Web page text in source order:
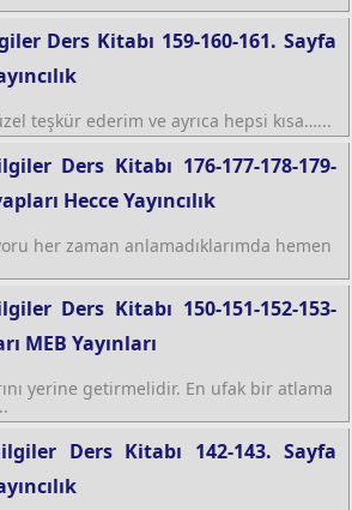
Ders Kitabı 159-160-161. Sayfa
teşkür ederim ve ayrıca hepsi kısa…...
Ders Kitabı 176-177-178-179-
Hecce Yayıncılık
her zaman anlamadıklarımda hemen
Ders Kitabı 150-151-152-153-
MEB Yayınları
yerine getirmelidir. En ufak bir atlama
Ders Kitabı 142-143. Sayfa